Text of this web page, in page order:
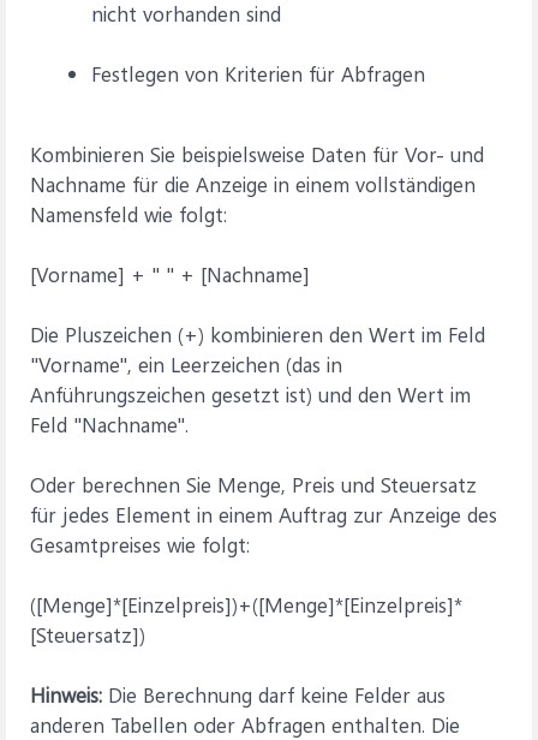
nicht vorhanden sind
Festlegen von Kriterien für Abfragen
Kombinieren Sie beispielsweise Daten für Vor- und
Nachname für die Anzeige in einem vollständigen
Namensfeld wie folgt:
[Vorname] + " " + [Nachname]
Die Pluszeichen (+) kombinieren den Wert im Feld
"Vorname", ein Leerzeichen (das in
Anführungszeichen gesetzt ist) und den Wert im
Feld "Nachname".
Oder berechnen Sie Menge, Preis und Steuersatz
für jedes Element in einem Auftrag zur Anzeige des
Gesamtpreises wie folgt:
([Menge]*[Einzelpreis])+([Menge]*[Einzelpreis]*
[Steuersatz])
Hinweis: Die Berechnung darf keine Felder aus
anderen Tabellen oder Abfragen enthalten. Die